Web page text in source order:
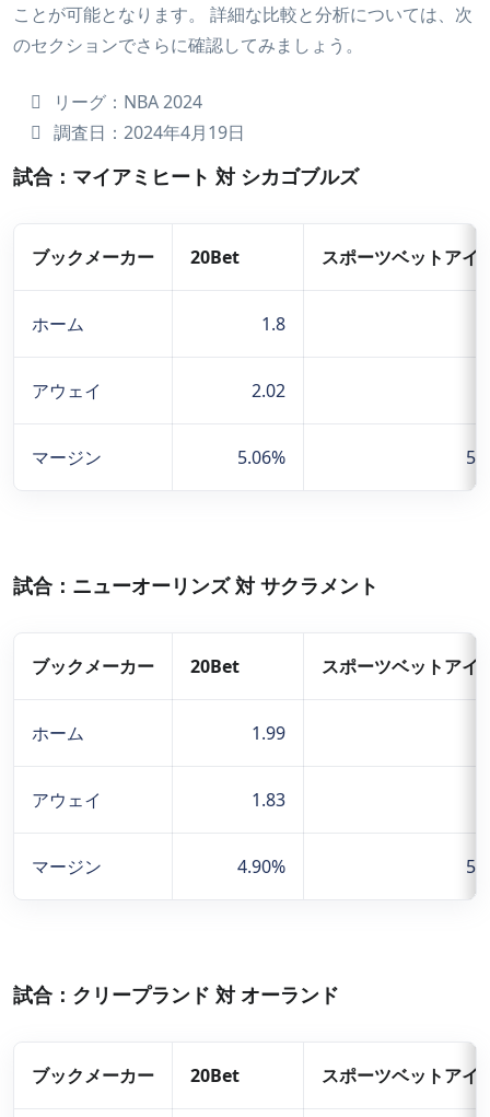
ことが可能となります。 詳細な比較と分析については、次
のセクションでさらに確認してみましょう。
リーグ：NBA 2024
調査日：2024年4月19日
試合：マイアミヒート 対 シカゴブルズ
ブックメーカー 20Bet スポーツベットアイ
ホーム 1.8
アウェイ 2.02
マージン 5.06%
試合：ニューオーリンズ 対 サクラメント
ブックメーカー 20Bet スポーツベットアイ
ホーム 1.99
アウェイ 1.83
マージン 4.90%
試合：クリープランド 対 オーランド
ブックメーカー 20Bet スポーツベットアイ